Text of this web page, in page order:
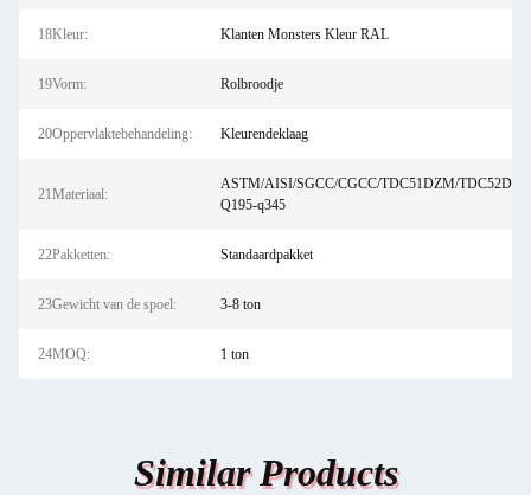
18Kleur: Klanten Monsters Kleur RAL
19Vorm: Rolbroodje
20Oppervlaktebehandeling: Kleurendeklaag
21Materiaal:
ASTM/AISI/SGCC/CGCC/TDC51DZM/
Q195-q345
22Pakketten: Standaardpakket
23Gewicht van de spoel: 3-8 ton
24MOQ: 1 ton
Similar Products